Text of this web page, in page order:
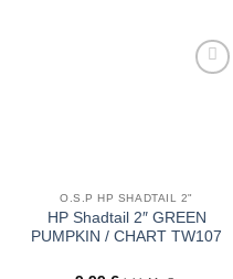
O.S.P HP SHADTAIL 2"
HP Shadtail 2″ GREEN
PUMPKIN / CHART TW107